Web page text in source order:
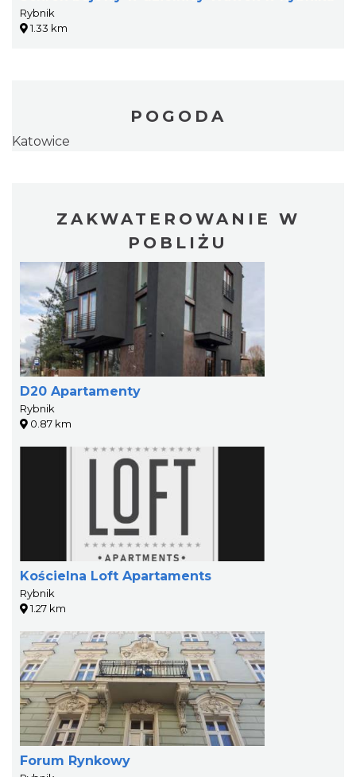
Rybnik
1.33 km
POGODA
Katowice
ZAKWATEROWANIE W
POBLIŻU
D20 Apartamenty
Rybnik
0.87 km
Kościelna Loft Apartaments
Rybnik
1.27 km
Forum Rynkowy